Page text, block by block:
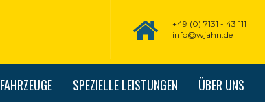
+49 (0) 7131 - 43 111
info@wjahn.de
FAHRZEUGE SPEZIELLE LEISTUNGEN ÜBER UNS